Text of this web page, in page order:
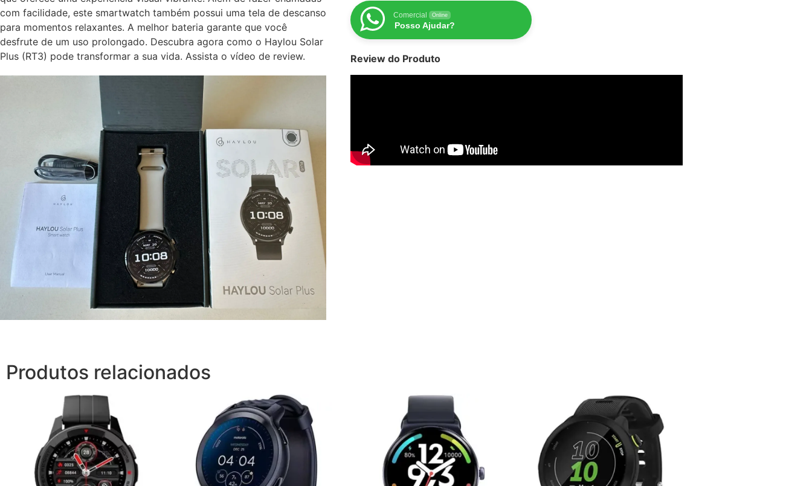
com facilidade, este smartwatch também possui uma tela de descanso
para momentos relaxantes. A melhor bateria garante que você
desfrute de um uso prolongado. Descubra agora como o Haylou Solar
Plus (RT3) pode transformar a sua vida. Assista o vídeo de review.
Comercial Online
Posso Ajudar?
Review do Produto
Produtos relacionados